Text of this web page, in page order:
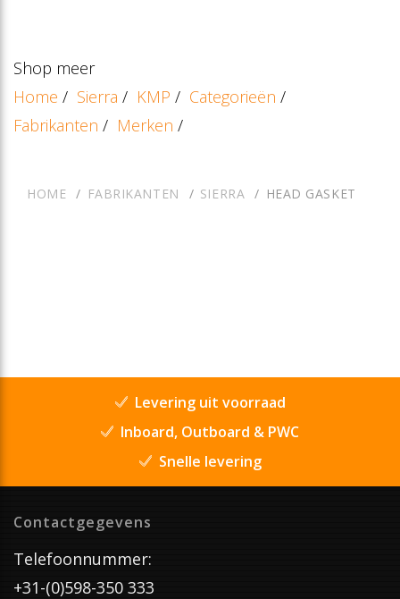
Shop meer
Home / Sierra / KMP / Categorieën /
Fabrikanten / Merken /
HOME FABRIKANTEN SIERRA HEAD GASKET
Levering uit voorraad
Inboard, Outboard & PWC
Snelle levering
Contactgegevens
Telefoonnummer:
+31-(0)598-350 333